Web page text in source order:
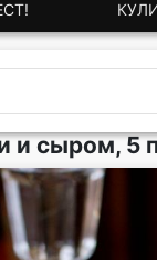
и сыром, 5